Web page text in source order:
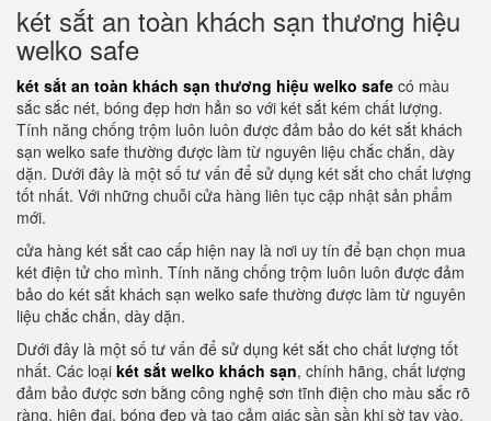
két sắt an toàn khách sạn thương hiệu
welko safe
két sắt an toàn khách sạn thương hiệu welko safe có màu
sắc sắc nét, bóng đẹp hơn hẳn so với két sắt kém chất lượng.
Tính năng chống trộm luôn luôn được đảm bảo do két sắt khách
sạn welko safe thường được làm từ nguyên liệu chắc chắn, dày
dặn. Dưới đây là một số tư vấn để sử dụng két sắt cho chất lượng
tốt nhất. Với những chuỗi cửa hàng liên tục cập nhật sản phẩm
mới.
cửa hàng két sắt cao cấp hiện nay là nơi uy tín để bạn chọn mua
két điện tử cho mình. Tính năng chống trộm luôn luôn được đảm
bảo do két sắt khách sạn welko safe thường được làm từ nguyên
liệu chắc chắn, dày dặn.
Dưới đây là một số tư vấn để sử dụng két sắt cho chất lượng tốt
nhất. Các loại két sắt welko khách sạn, chính hãng, chất lượng
đảm bảo được sơn bằng công nghệ sơn tĩnh điện cho màu sắc rõ
ràng, hiện đại, bóng đẹp và tạo cảm giác sần sần khi sờ tay vào.